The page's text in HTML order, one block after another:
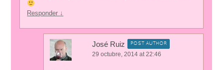
Responder ↓
José Ruiz POST AUTHOR
29 octubre, 2014 at 22:46